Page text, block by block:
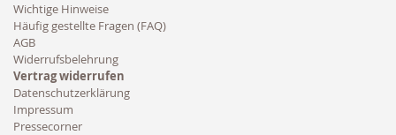
Wichtige Hinweise
Häufig gestellte Fragen (FAQ)
AGB
Widerrufsbelehrung
Vertrag widerrufen
Datenschutzerklärung
Impressum
Pressecorner